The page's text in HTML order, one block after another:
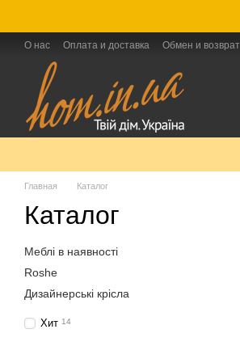
О нас Оплата и доставка Обмен и возврат
Главная Каталог
Каталог
Меблі в наявності
Roshe
Дизайнерські крісла
Хит 14